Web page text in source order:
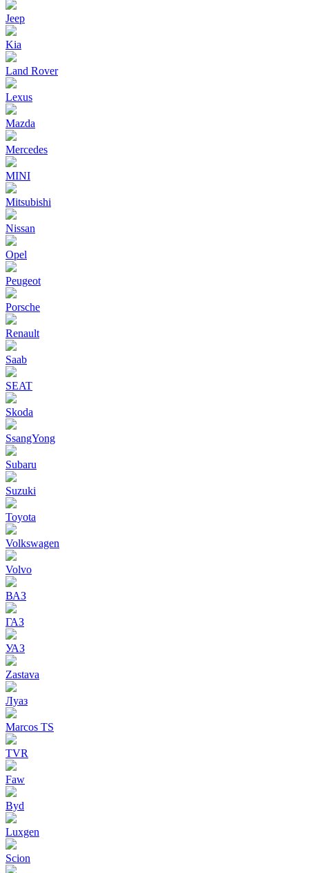
Jeep
Kia
Land Rover
Lexus
Mazda
Mercedes
MINI
Mitsubishi
Nissan
Opel
Peugeot
Porsche
Renault
Saab
SEAT
Skoda
SsangYong
Subaru
Suzuki
Toyota
Volkswagen
Volvo
ВАЗ
ГАЗ
УАЗ
Zastava
Луаз
Marcos TS
TVR
Faw
Byd
Luxgen
Scion